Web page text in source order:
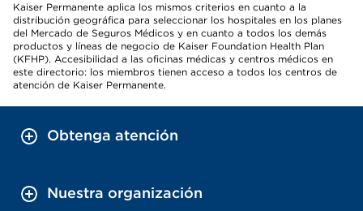
Kaiser Permanente aplica los mismos criterios en cuanto a la
distribución geográfica para seleccionar los hospitales en los planes
del Mercado de Seguros Médicos y en cuanto a todos los demás
productos y líneas de negocio de Kaiser Foundation Health Plan
(KFHP). Accesibilidad a las oficinas médicas y centros médicos en
este directorio: los miembros tienen acceso a todos los centros de
atención de Kaiser Permanente.
Obtenga atención
Nuestra organización